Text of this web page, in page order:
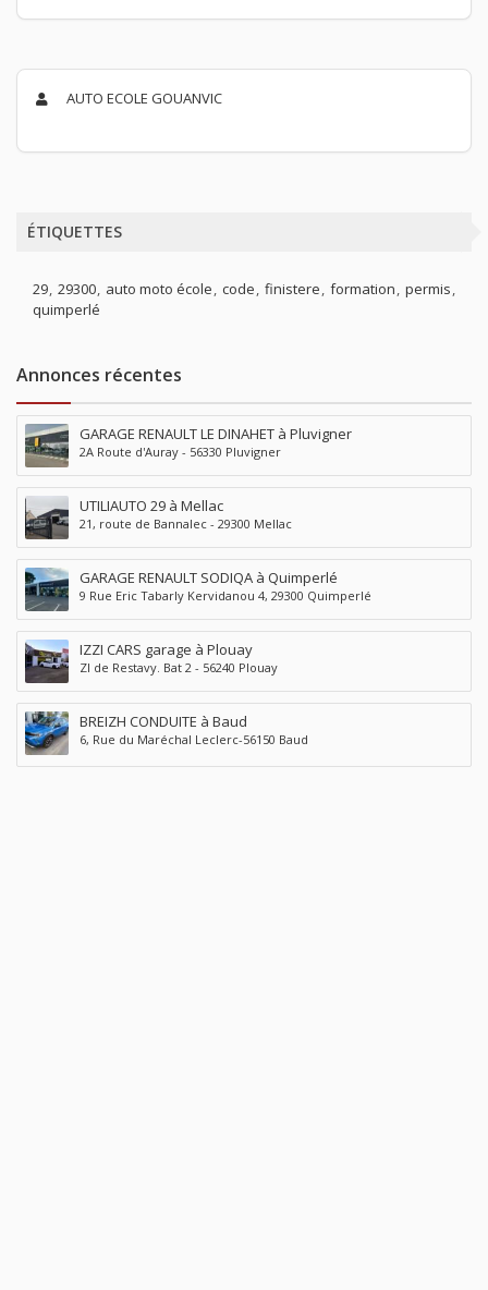
AUTO ECOLE GOUANVIC
ÉTIQUETTES
29 29300 auto moto école code finistere formation permis
quimperlé
Annonces récentes
GARAGE RENAULT LE DINAHET à Pluvigner
2A Route d'Auray - 56330 Pluvigner
UTILIAUTO 29 à Mellac
21, route de Bannalec - 29300 Mellac
GARAGE RENAULT SODIQA à Quimperlé
9 Rue Eric Tabarly Kervidanou 4, 29300 Quimperlé
IZZI CARS garage à Plouay
ZI de Restavy. Bat 2 - 56240 Plouay
BREIZH CONDUITE à Baud
6, Rue du Maréchal Leclerc-56150 Baud